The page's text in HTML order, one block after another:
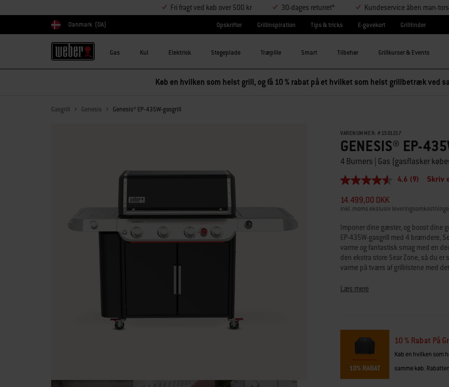
Fri fragt ved køb over 500 kr 30-dages returret* Kundeservice åben man-
Vælg land
Danmark (DA) Opskrifter Grillinspiration Tips & tricks E-gavekort Grillfinder
Gas Kul Elektrisk Stegeplade Træpille Smart Tilbehør Grillkurser & Events
Køb en hvilken som helst grill, og få 10 % rabat på et hvilket som helst grillbetræk ved
Gasgrill Genesis Genesis® EP-435W-gasgrill
VARENUMMER: # 1501217
GENESIS® EP-
4 Burners | Gas (gasflasker
4.6
af
5
gennemsnitlig
bedømmelsesværdi.
Read
9
Reviews.
Samme
sidelink.
4.6 (9) Skriv
14.499,00 DKK
inkl. moms ekslusiv
Imponer dine gæster, og boost dine
EP-435W-gasgrill med 4 brændere,
varme og fantastisk smag med en
den ekstra store Sear Zone, så du
varme på tværs af grillristene med
at simre eller sautere mad, et
med forskelligt grilludstyr (sælges
mere. Tilføj et Weber Crafted®-
forskelligt Weber Crafted®-
at have redskaber, krydderier og
grille og nemt kan servere maden,
tilbehøret i Weber Works-serien –
Læs mere
10 % Rabat På
Køb en hvilken som
samme køb.